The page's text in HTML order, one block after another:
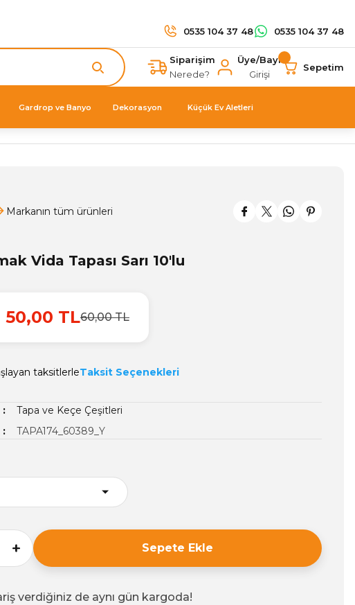
0535 104 37 48 0535 104 37 48
Siparişim
Nerede?
Üye/Bayi
Girişi
Sepetim
Gardrop ve Banyo Dekorasyon Küçük Ev Aletleri
Markanın tüm ürünleri
Vida Tapası Sarı 10'lu
50,00 TL60,00 TL
taksitlerleTaksit Seçenekleri
Tapa ve Keçe Çeşitleri
TAPA174_60389_Y
Sepete Ekle
verdiğiniz de aynı gün kargoda!